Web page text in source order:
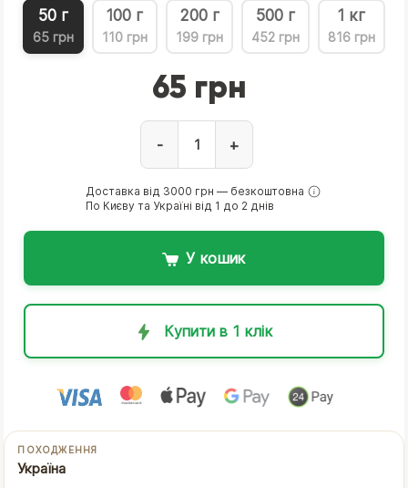
50 г
65 грн
100 г
110 грн
200 г
199 грн
500 г
452 грн
1 кг
816 грн
65 грн
- +
Доставка від 3000 грн — безкоштовна
По Києву та Україні від 1 до 2 днів
У кошик
Купити в 1 клік
ПОХОДЖЕННЯ
Україна